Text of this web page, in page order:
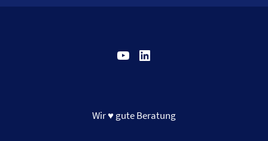
YouTube LinkedIn
Wir ♥ gute Beratung